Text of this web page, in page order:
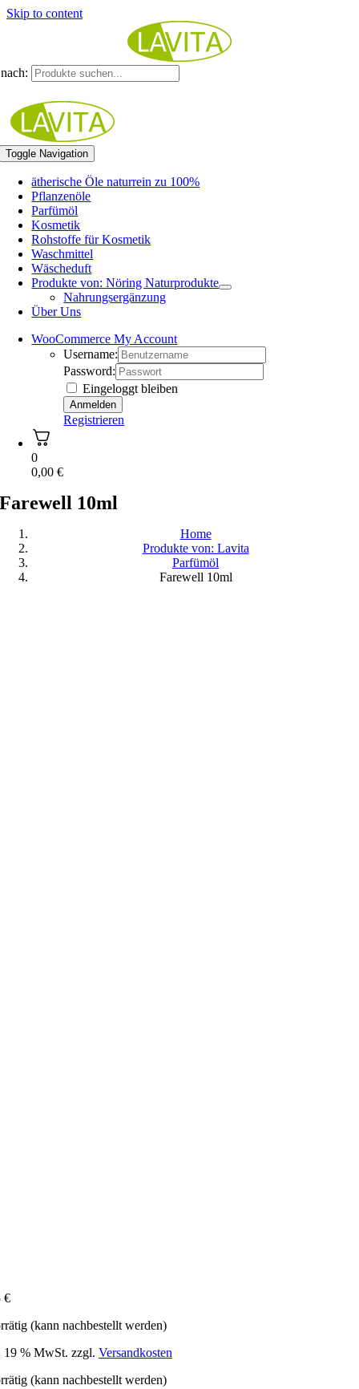
Skip to content
Toggle Navigation
ätherische Öle naturrein zu 100%
Pflanzenöle
Parfümöl
Kosmetik
Rohstoffe für Kosmetik
Waschmittel
Wäscheduft
Produkte von: Nöring Naturprodukte
Nahrungsergänzung
Über Uns
WooCommerce My Account
Username:
Password:
Eingeloggt bleiben
Registrieren
0
0,00€
Farewell 10ml
Home
Produkte von: Lavita
Parfümöl
Farewell 10ml
€
(kann nachbestellt werden)
19 % MwSt. zzgl. Versandkosten
(kann nachbestellt werden)